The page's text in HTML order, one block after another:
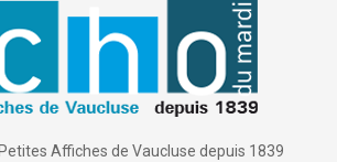
Affiches de Vaucluse depuis 1839